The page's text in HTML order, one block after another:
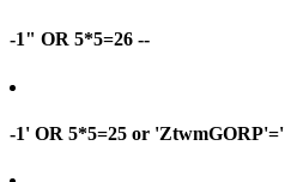
-1" OR 5*5=26 --
-1' OR 5*5=25 or 'ZtwmGORP'='